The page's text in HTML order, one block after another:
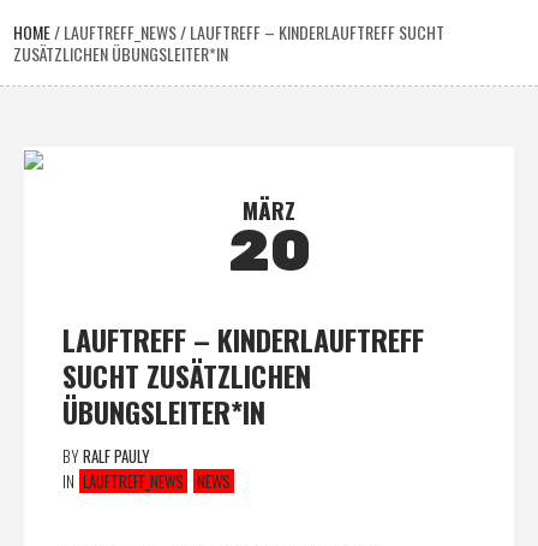
HOME/LAUFTREFF_NEWS/LAUFTREFF – KINDERLAUFTREFF SUCHT
ZUSÄTZLICHEN ÜBUNGSLEITER*IN
MÄRZ
20
LAUFTREFF – KINDERLAUFTREFF
SUCHT ZUSÄTZLICHEN
ÜBUNGSLEITER*IN
BYRALF PAULY
IN LAUFTREFF_NEWS NEWS